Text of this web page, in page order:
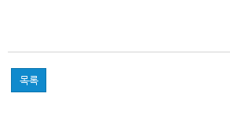
목록